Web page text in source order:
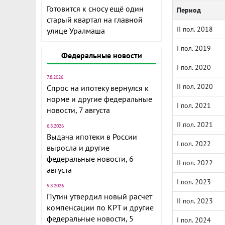
Готовится к сносу ещё один
старый квартал на главной
улице Уралмаша
Федеральные новости
7.8.2026
Спрос на ипотеку вернулся к
норме и другие федеральные
новости, 7 августа
6.8.2026
Выдача ипотеки в России
выросла и другие
федеральные новости, 6
августа
5.8.2026
Путин утвердил новый расчет
компенсации по КРТ и другие
федеральные новости, 5
Период
II пол. 2018
I пол. 2019
I пол. 2020
II пол. 2020
I пол. 2021
II пол. 2021
I пол. 2022
II пол. 2022
I пол. 2023
II пол. 2023
I пол. 2024